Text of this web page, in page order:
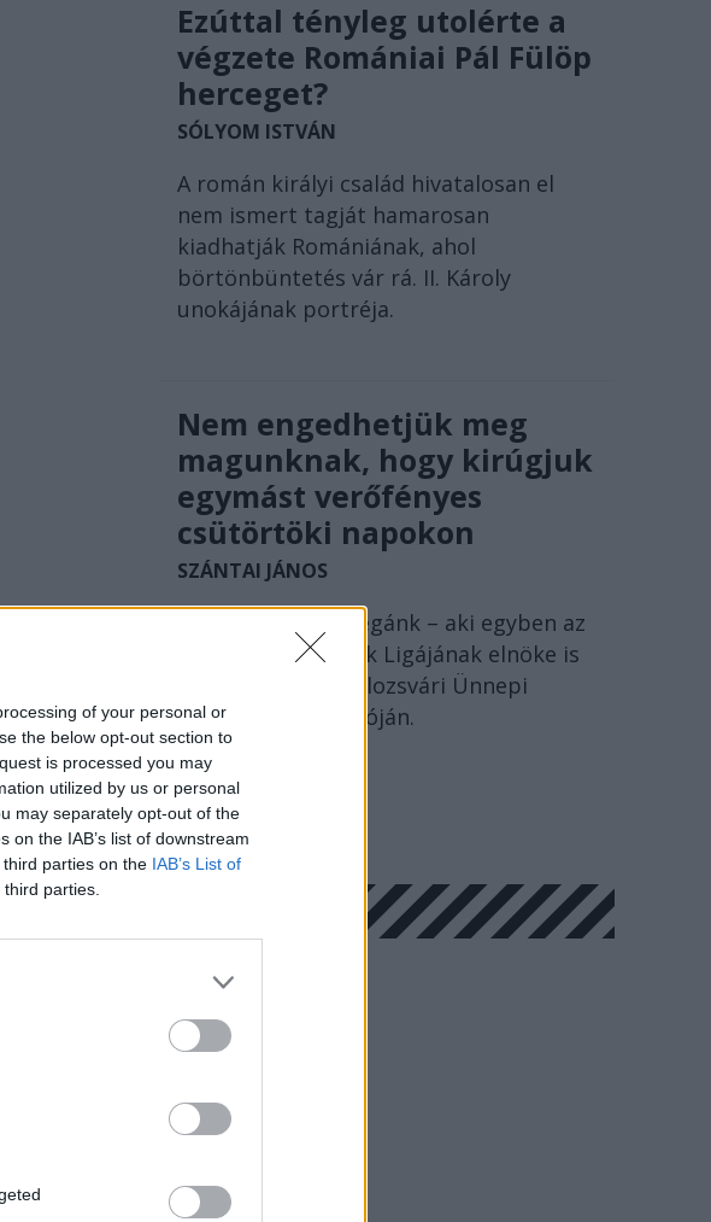
of your personal or
the below opt-out section to
is processed you may
utilized by us or personal
may separately opt-out of the
the IAB’s list of downstream
parties on the IAB’s List of
parties.
Ezúttal tényleg utolérte a
végzete Romániai Pál Fülöp
herceget?
SÓLYOM ISTVÁN
A román királyi család hivatalosan el
nem ismert tagját hamarosan
kiadhatják Romániának, ahol
börtönbüntetés vár rá. II. Károly
unokájának portréja.
Nem engedhetjük meg
magunknak, hogy kirúgjuk
egymást verőfényes
csütörtöki napokon
SZÁNTAI JÁNOS
Szántai János kollégánk – aki egyben az
Erdélyi Magyar Írók Ligájának elnöke is
– beszéde a 15. Kolozsvári Ünnepi
Könyvhét megnyitóján.